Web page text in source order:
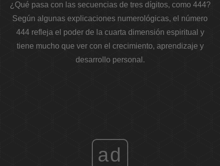
¿Qué pasa con las secuencias de tres dígitos, como 444?
Según algunas explicaciones numerológicas, el número
444 refleja el poder de la cuarta dimensión espiritual y
tiene mucho que ver con el crecimiento, aprendizaje y
desarrollo personal.
ad